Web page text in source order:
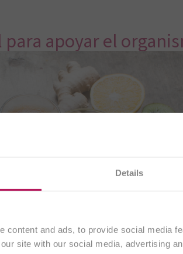
Details
content and ads, to provide social media
site with our social media, advertising
apoyar el
nuestro sitio web en español
.
exclusivamente a clientes de